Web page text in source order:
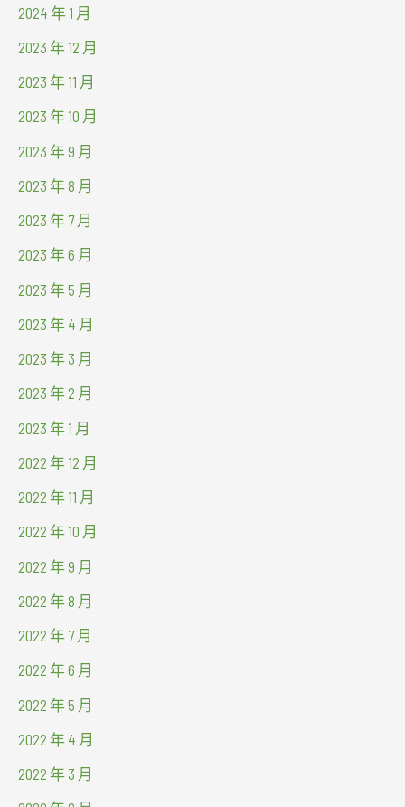
2024 年 1 月
2023 年 12 月
2023 年 11 月
2023 年 10 月
2023 年 9 月
2023 年 8 月
2023 年 7 月
2023 年 6 月
2023 年 5 月
2023 年 4 月
2023 年 3 月
2023 年 2 月
2023 年 1 月
2022 年 12 月
2022 年 11 月
2022 年 10 月
2022 年 9 月
2022 年 8 月
2022 年 7 月
2022 年 6 月
2022 年 5 月
2022 年 4 月
2022 年 3 月